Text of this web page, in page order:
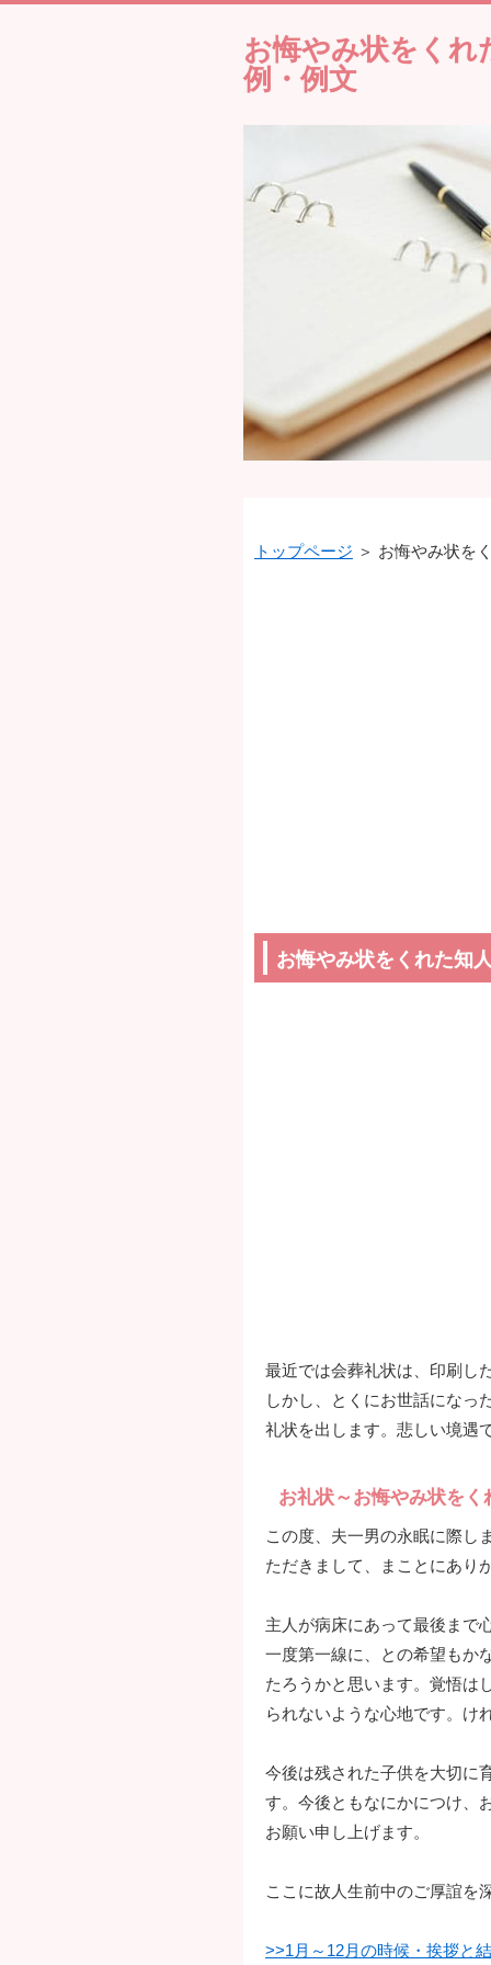
お悔やみ状をくれ
例・例文
トップページ ＞ お悔やみ状を
お悔やみ状をくれた知
最近では会葬礼状は、印刷し
しかし、とくにお世話になっ
礼状を出します。悲しい境遇
お礼状～お悔やみ状をく
この度、夫一男の永眠に際し
ただきまして、まことにあり
主人が病床にあって最後まで
一度第一線に、との希望もか
たろうかと思います。覚悟は
られないような心地です。け
今後は残された子供を大切に
す。今後ともなにかにつけ、
お願い申し上げます。
ここに故人生前中のご厚誼を
>>1月～12月の時候・挨拶と